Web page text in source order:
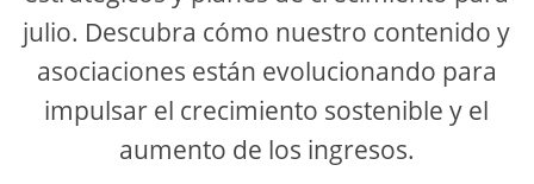
julio. Descubra cómo nuestro contenido y
asociaciones están evolucionando para
impulsar el crecimiento sostenible y el
aumento de los ingresos.